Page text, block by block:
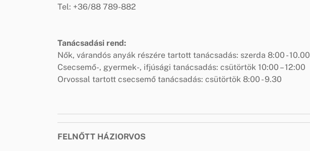
Tel: +36/88 789-882
Tanácsadási rend:
Nők, várandós anyák részére tartott tanácsadás: szerda 8:00 - 10.00
Csecsemő-, gyermek-, ifjúsági tanácsadás: csütörtök 10:00 – 12:00
Orvossal tartott csecsemő tanácsadás: csütörtök 8:00 - 9.30
FELNŐTT HÁZIORVOS